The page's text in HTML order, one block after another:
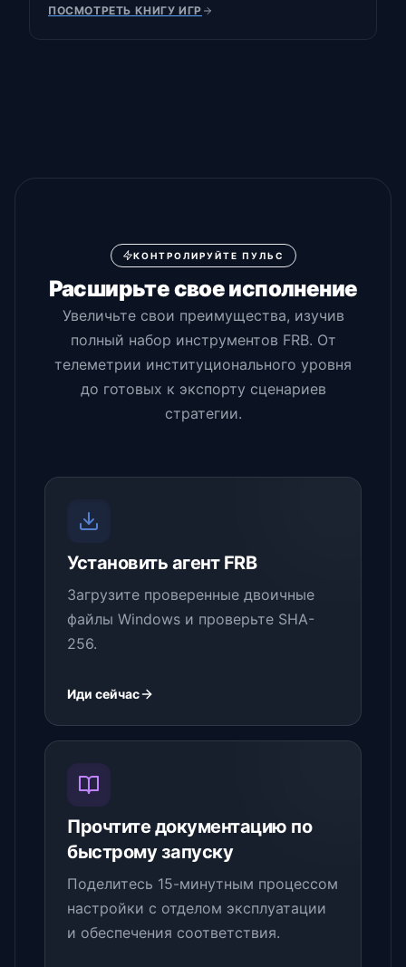
ПОСМОТРЕТЬ КНИГУ ИГР
КОНТРОЛИРУЙТЕ ПУЛЬС
Расширьте свое исполнение
Увеличьте свои преимущества, изучив
полный набор инструментов FRB. От
телеметрии институционального уровня
до готовых к экспорту сценариев
стратегии.
Установить агент FRB
Загрузите проверенные двоичные
файлы Windows и проверьте SHA-
256.
Иди сейчас
Прочтите документацию по
быстрому запуску
Поделитесь 15-минутным процессом
настройки с отделом эксплуатации
и обеспечения соответствия.